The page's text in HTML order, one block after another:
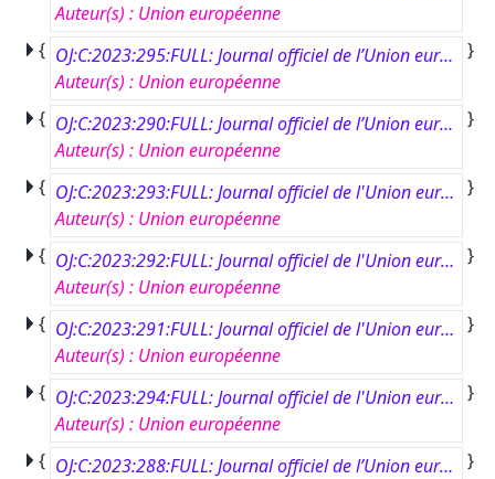
Auteur(s) : Union européenne
{
OJ:C:2023:295:FULL: Journal officiel de l’Union européenne, C 295, 21 août 2023
Auteur(s) : Union européenne
}
{
OJ:C:2023:290:FULL: Journal officiel de l’Union européenne, C 290, 18 août 2023
Auteur(s) : Union européenne
}
{
OJ:C:2023:293:FULL: Journal officiel de l'Union européenne, C 293, 18 août 2023
Auteur(s) : Union européenne
}
{
OJ:C:2023:292:FULL: Journal officiel de l'Union européenne, C 292, 18 août 2023
Auteur(s) : Union européenne
}
{
OJ:C:2023:291:FULL: Journal officiel de l'Union européenne, C 291, 18 août 2023
Auteur(s) : Union européenne
}
{
OJ:C:2023:294:FULL: Journal officiel de l'Union européenne, C 294, 18 août 2023
Auteur(s) : Union européenne
}
{
OJ:C:2023:288:FULL: Journal officiel de l’Union européenne, C 288, 17 août 2023
}